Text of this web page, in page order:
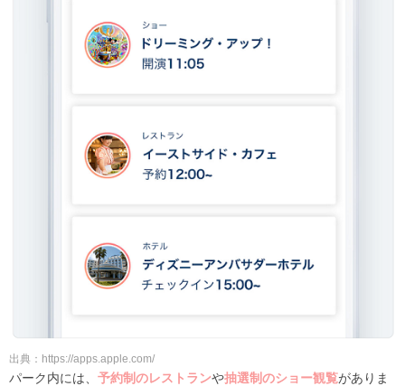
出典：https://apps.apple.com/
パーク内には、 予約制のレストランや抽選制のショー観覧がありま